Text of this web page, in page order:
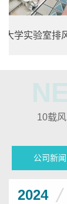
室排风项目
10载
公司新闻
2024